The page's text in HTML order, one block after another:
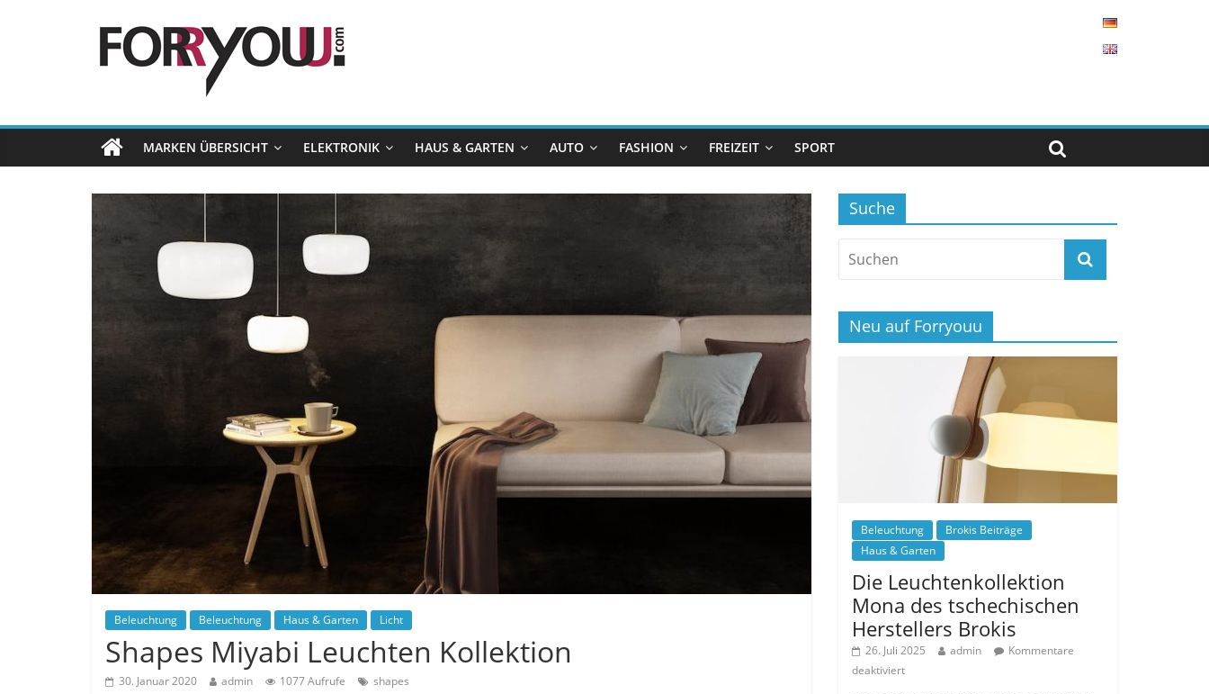
MARKEN ÜBERSICHT ELEKTRONIK HAUS & GARTEN AUTO FASHION FREIZEIT SPORT
Beleuchtung Beleuchtung Haus & Garten Licht
Shapes Miyabi Leuchten Kollektion
30. Januar 2020 admin 1077 Aufrufe shapes
Suche
Neu auf Forryouu
Beleuchtung
Brokis Beiträge
Haus & Garten
Die Leuchtenkollektion
Mona des tschechischen
Herstellers Brokis
26. Juli 2025 admin
Kommentare
deaktiviert